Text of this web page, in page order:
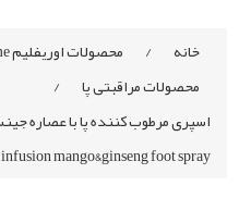
خانه / محصولات اوریفلیم Oriflame
محصولات مراقبتی پا
/
infusion mango&ginseng foot spray